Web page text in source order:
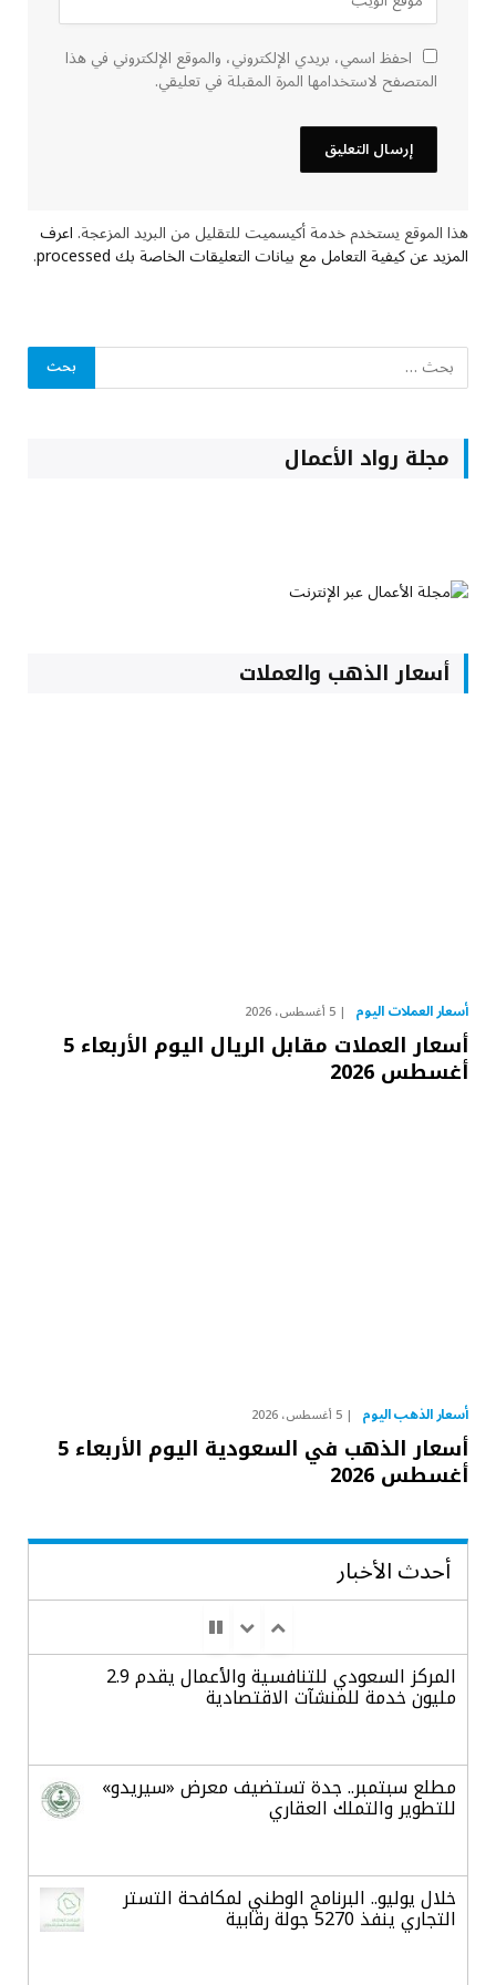
احفظ اسمي، بريدي الإلكتروني، والموقع الإلكتروني في هذا
المتصفح لاستخدامها المرة المقبلة في تعليقي.
هذا الموقع يستخدم خدمة أكيسميت للتقليل من البريد المزعجة.اعرف
المزيد عن كيفية التعامل مع بيانات التعليقات الخاصة بك processed .
مجلة رواد الأعمال
أسعار الذهب والعملات
أسعار العملات اليوم 5 أغسطس، 2026
أسعار العملات مقابل الريال اليوم الأربعاء 5
أغسطس 2026
أسعار الذهب اليوم 5 أغسطس، 2026
أسعار الذهب في السعودية اليوم الأربعاء 5
أغسطس 2026
أحدث الأخبار
المركز السعودي للتنافسية والأعمال يقدم 2.9
مليون خدمة للمنشآت الاقتصادية
مطلع سبتمبر.. جدة تستضيف معرض «سيريدو»
للتطوير والتملك العقاري
خلال يوليو.. البرنامج الوطني لمكافحة التستر
التجاري ينفذ 5270 جولة رقابية